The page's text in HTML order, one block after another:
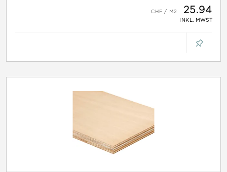
25.94
INKL. MWST